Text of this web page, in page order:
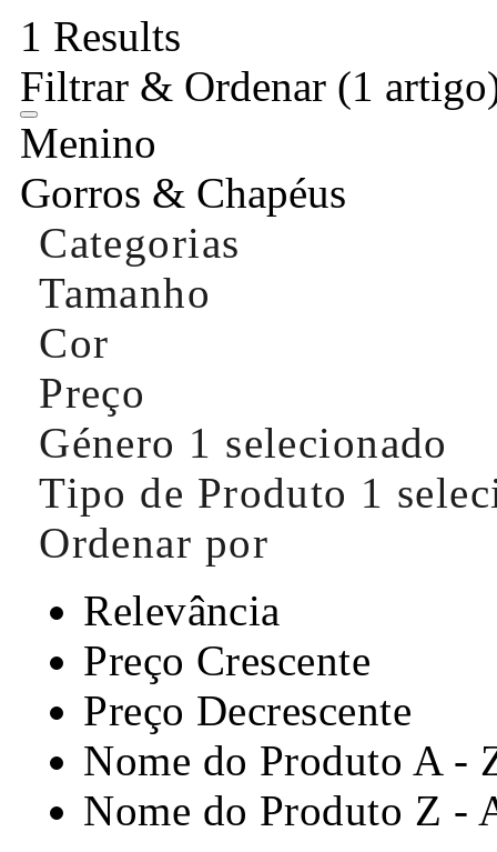
1 Results
Filtrar & Ordenar (1
Menino
Gorros & Chapéus
Categorias
Tamanho
Cor
Preço
Género 1 selecionado
Tipo de Produto 1
Ordenar por
Relevância
Preço Crescente
Preço Decrescente
Nome do Produto A -
Nome do Produto Z -